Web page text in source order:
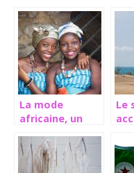
créativité
La mode
africaine, un
Le